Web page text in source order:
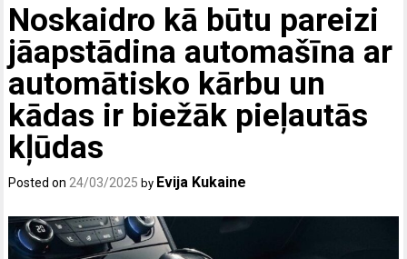
Noskaidro kā būtu pareizi
jāapstādina automašīna ar
automātisko kārbu un
kādas ir biežāk pieļautās
kļūdas
Posted on 24/03/2025 by Evija Kukaine